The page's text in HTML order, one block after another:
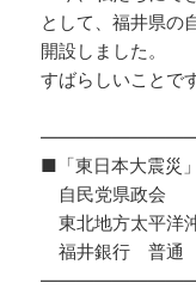
として、福井県の
開設しました。
すばらしいことで
■「東日本大震災
自民党県政会
東北地方太平洋
福井銀行 普通